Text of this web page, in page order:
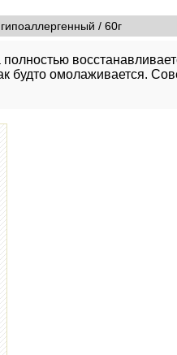
/ 60г
будто омолаживается.